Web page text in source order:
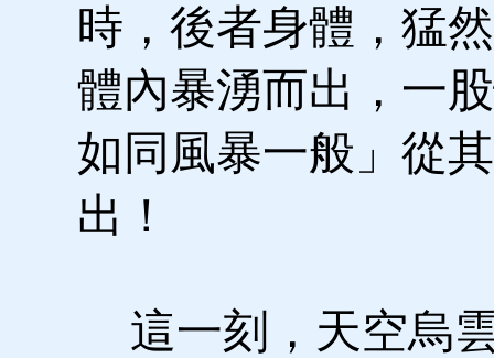
時，後者身體，猛
體內暴湧而出，一
如同風暴一般」從
出！
這一刻，天空烏